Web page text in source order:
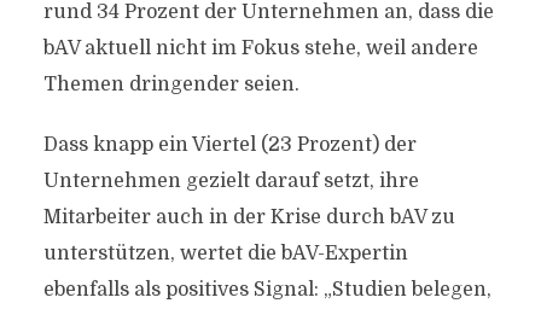
rund 34 Prozent der Unternehmen an, dass die
bAV aktuell nicht im Fokus stehe, weil andere
Themen dringender seien.
Dass knapp ein Viertel (23 Prozent) der
Unternehmen gezielt darauf setzt, ihre
Mitarbeiter auch in der Krise durch bAV zu
unterstützen, wertet die bAV-Expertin
ebenfalls als positives Signal: „Studien belegen,